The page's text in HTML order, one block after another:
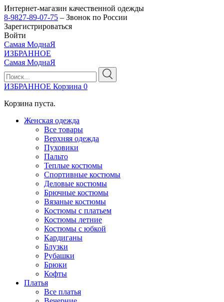
Интернет-магазин качественной одежды
8-9827-89-07-75 – Звонок по России
Зарегистрироваться
Войти
Самая МоднаЯ
ИЗБРАННОЕ
Самая МоднаЯ
ИЗБРАННОЕ Корзина 0
Корзина пуста.
Женская одежда
Все товары
Верхняя одежда
Пуховики
Пальто
Теплые костюмы
Спортивные костюмы
Деловые костюмы
Брючные костюмы
Вязаные костюмы
Костюмы с платьем
Костюмы летние
Костюмы с юбкой
Кардиганы
Блузки
Рубашки
Брюки
Кофты
Платья
Все платья